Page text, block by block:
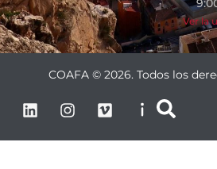
Ver la
COAFA © 2026. Todos los